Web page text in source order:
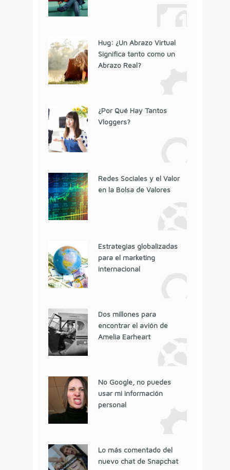
Hug: ¿Un Abrazo Virtual
Significa tanto como un
Abrazo Real?
¿Por Qué Hay Tantos
Vloggers?
Redes Sociales y el Valor
en la Bolsa de Valores
Estrategias globalizadas
para el marketing
internacional
Dos millones para
encontrar el avión de
Amelia Earheart
No Google, no puedes
usar mi información
personal
Lo más comentado del
nuevo chat de Snapchat